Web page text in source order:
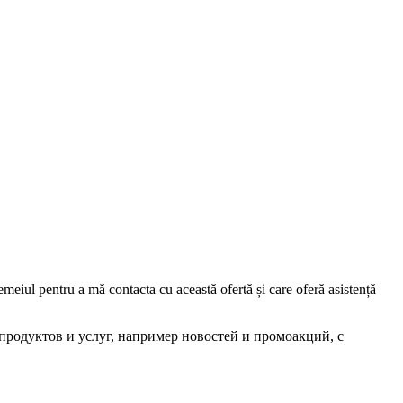
pentru a mă contacta cu această ofertă și care oferă asistență
и услуг, например новостей и промоакций, с